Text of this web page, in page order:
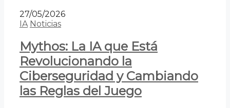
27/05/2026
IA Noticias
Mythos: La IA que Está
Revolucionando la
Ciberseguridad y Cambiando
las Reglas del Juego